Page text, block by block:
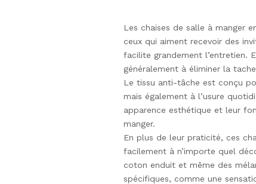
Les chaises de salle à manger
ceux qui aiment recevoir des
facilite grandement l’entretien.
généralement à éliminer la
Le tissu anti-tâche est conçu
mais également à l’usure
apparence esthétique et leur
manger.
En plus de leur praticité, ces
facilement à n’importe quel
coton enduit et même des
spécifiques, comme une